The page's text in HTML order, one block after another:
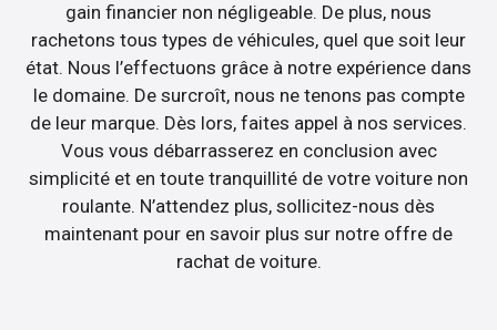
gain financier non négligeable. De plus, nous
rachetons tous types de véhicules, quel que soit leur
état. Nous l’effectuons grâce à notre expérience dans
le domaine. De surcroît, nous ne tenons pas compte
de leur marque. Dès lors, faites appel à nos services.
Vous vous débarrasserez en conclusion avec
simplicité et en toute tranquillité de votre voiture non
roulante. N’attendez plus, sollicitez-nous dès
maintenant pour en savoir plus sur notre offre de
rachat de voiture.